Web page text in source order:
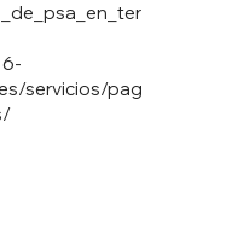
6-
servicios/pag